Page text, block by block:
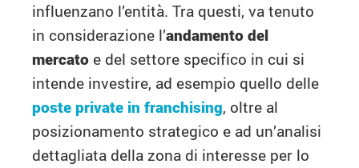
influenzano l’entità. Tra questi, va tenuto
in considerazione l’andamento del
mercato e del settore specifico in cui si
intende investire, ad esempio quello delle
poste private in franchising, oltre al
posizionamento strategico e ad un’analisi
dettagliata della zona di interesse per lo